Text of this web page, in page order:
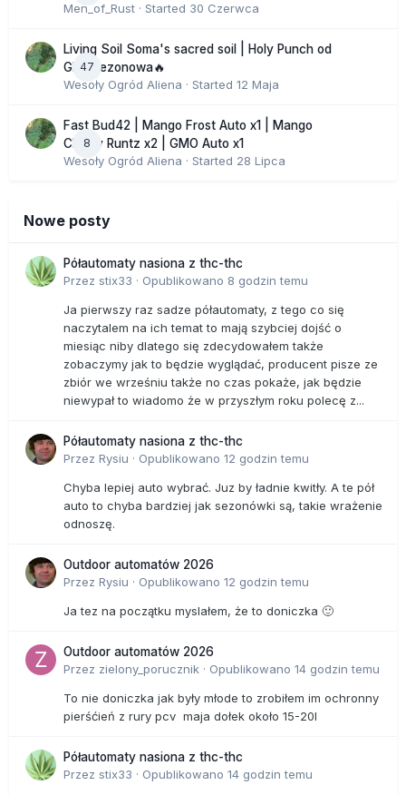
Men_of_Rust · Started 30 Czerwca
47
Living Soil Soma's sacred soil | Holy Punch od
GHS sezonowa🔥
Wesoły Ogród Aliena · Started 12 Maja
8
Fast Bud42 | Mango Frost Auto x1 | Mango
Cherry Runtz x2 | GMO Auto x1
Wesoły Ogród Aliena · Started 28 Lipca
Nowe posty
Półautomaty nasiona z thc-thc
Przez stix33 · Opublikowano 8 godzin temu
Ja pierwszy raz sadze półautomaty, z tego co się
naczytalem na ich temat to mają szybciej dojść o
miesiąc niby dlatego się zdecydowałem także
zobaczymy jak to będzie wyglądać, producent pisze ze
zbiór we wrześniu także no czas pokaże, jak będzie
niewypał to wiadomo że w przyszłym roku polecę z...
Półautomaty nasiona z thc-thc
Przez Rysiu · Opublikowano 12 godzin temu
Chyba lepiej auto wybrać. Juz by ładnie kwitły. A te pół
auto to chyba bardziej jak sezonówki są, takie wrażenie
odnoszę.
Outdoor automatów 2026
Przez Rysiu · Opublikowano 12 godzin temu
Ja tez na początku myslałem, że to doniczka 🙂
Outdoor automatów 2026
Przez zielony_porucznik · Opublikowano 14 godzin temu
To nie doniczka jak były młode to zrobiłem im ochronny
pierśćień z rury pcv maja dołek około 15-20l
Półautomaty nasiona z thc-thc
Przez stix33 · Opublikowano 14 godzin temu